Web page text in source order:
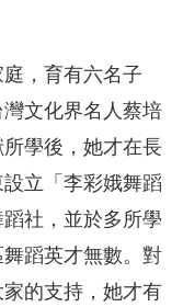
，育有六名子
文化界名人蔡培
學後，她才在長
立「李彩娥舞蹈
社，並於多所學
蹈英才無數。對
的支持，她才有